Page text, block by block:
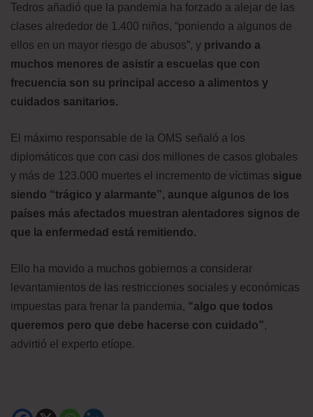
Tedros añadió que la pandemia ha forzado a alejar de las
clases alrededor de 1.400 niños, “poniendo a algunos de
ellos en un mayor riesgo de abusos”, y privando a
muchos menores de asistir a escuelas que con
frecuencia son su principal acceso a alimentos y
cuidados sanitarios.
El máximo responsable de la OMS señaló a los
diplomáticos que con casi dos millones de casos globales
y más de 123.000 muertes el incremento de víctimas sigue
siendo “trágico y alarmante”, aunque algunos de los
países más afectados muestran alentadores signos de
que la enfermedad está remitiendo.
Ello ha movido a muchos gobiernos a considerar
levantamientos de las restricciones sociales y económicas
impuestas para frenar la pandemia, “algo que todos
queremos pero que debe hacerse con cuidado”,
advirtió el experto etíope.